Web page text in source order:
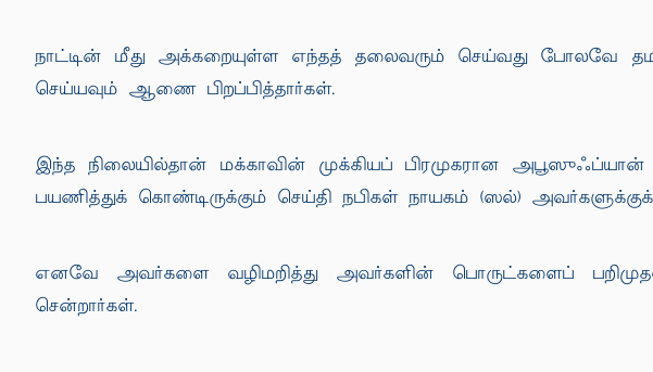
நாட்டின் மீது அக்கறையுள்ள எந்தத் தலைவரும் செய்வது போலவே தமது
செய்யவும் ஆணை பிறப்பித்தார்கள்.
இந்த நிலையில்தான் மக்காவின் முக்கியப் பிரமுகரான
பயணித்துக் கொண்டிருக்கும் செய்தி நபிகள் நாயகம் (ஸல்) அவர்களுக்குக்
எனவே அவர்களை வழிமறித்து அவர்களின் பொருட்களைப்
சென்றார்கள்.